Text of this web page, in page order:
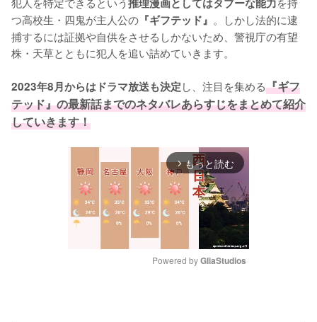
つ高校生・四鬼が主人公の 『ギフテッド』 。しかし法的に逮
捕するには証拠や自供をさせるしかないため、警視庁の有望
株・天草とともに犯人を追い詰めていきます。
2023年8月からはドラマ放送も決定し、注目を集める『ギフ
テッド』の最新話までのネタバレあらすじをまとめて紹介
していきます！
arrow_forward_ios もっと読む
Powered by GliaStudios